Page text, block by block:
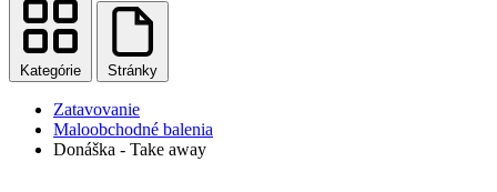
Kategórie Stránky
Zatavovanie
Maloobchodné balenia
Donáška - Take away